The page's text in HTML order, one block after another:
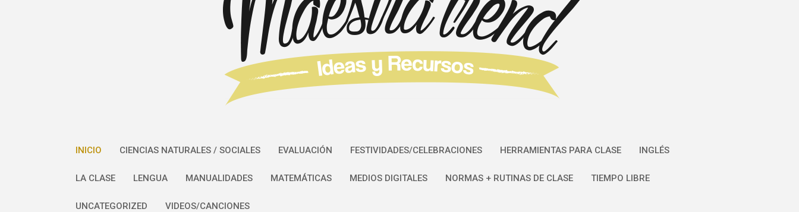
INICIO CIENCIAS NATURALES / SOCIALES EVALUACIÓN FESTIVIDADES/CELEBRACIONES HERRAMIENTAS PARA CLASE INGLÉS
LA CLASE LENGUA MANUALIDADES MATEMÁTICAS MEDIOS DIGITALES NORMAS + RUTINAS DE CLASE TIEMPO LIBRE
UNCATEGORIZED VIDEOS/CANCIONES